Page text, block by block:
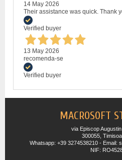
14 May 2026
Their assistance was quick. Thank
Verified buyer
13 May 2026
recomenda-se
Verified buyer
MACROSOFT
via Episcop
300055,
Whatsapp: +39 3274538210 - Email:
NIF: